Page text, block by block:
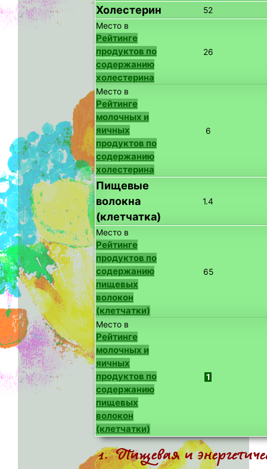
1. Пищевая и
Холестерин
52
Место в
Рейтинге
продуктов по
содержанию
холестерина
26
Место в
Рейтинге
молочных и
яичных
продуктов по
содержанию
холестерина
6
Пищевые
волокна
(клетчатка)
1.4
Место в
Рейтинге
продуктов по
содержанию
пищевых
волокон
(клетчатки)
65
Место в
Рейтинге
молочных и
яичных
продуктов по
содержанию
пищевых
волокон
(клетчатки)
1